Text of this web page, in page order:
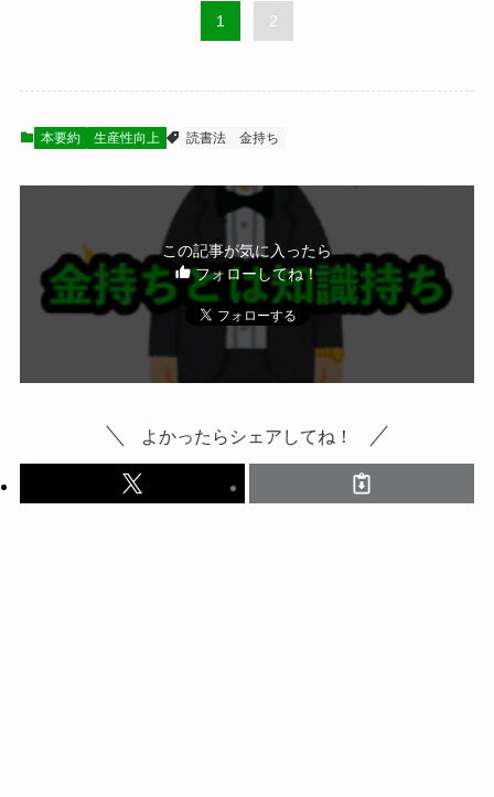
1 2
本要約 生産性向上 読書法 金持ち
この記事が気に入ったら
フォローしてね！
よかったらシェアしてね！